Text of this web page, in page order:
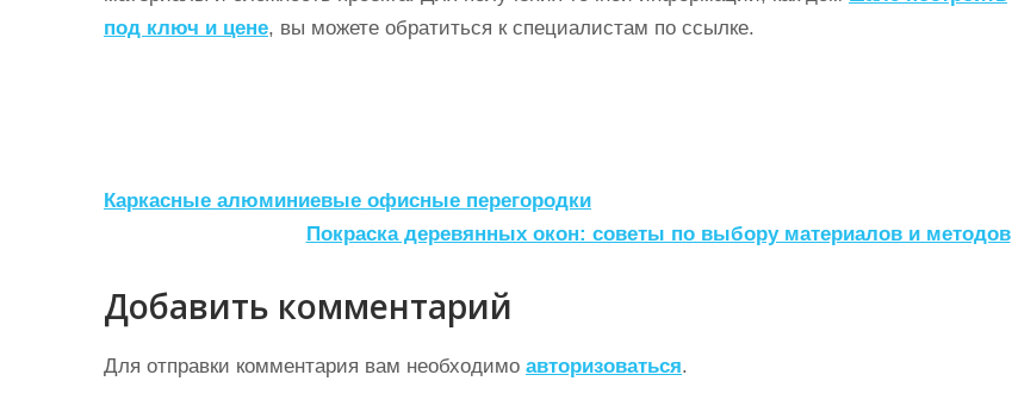
под ключ и цене, вы можете обратиться к специалистам по ссылке.
Н
в
и
г
Каркасные алюминиевые офисные перегородки
Покраска деревянных окон: советы по выбору материалов и методов
Добавить комментарий
Для отправки комментария вам необходимо авторизоваться.